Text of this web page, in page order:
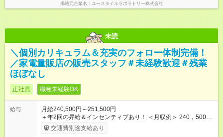
掲載元企業名 ユースタイルラボラトリー株式会社
未読
＼個別カリキュラム＆充実のフォロー体制完備！
／家電量販店の販売スタッフ＃未経験歓迎＃残業
ほぼなし
正社員 職種未経験OK
給与
月給240,500円～251,500円
＋年2回の昇給＆インセンティブあり！ ＜月収例＞ 240，500円
～＋インセンティブ＋賞与＋諸手当 ◎経験・能力を考慮し、決
定します。 ◎残業が発生した場合は、時間外手当を別途全額支
交通費別途支給あり